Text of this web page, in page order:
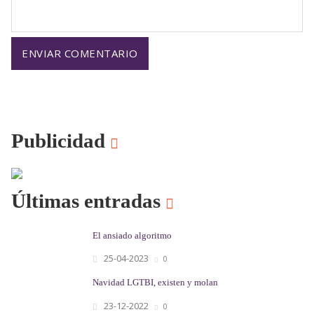
Publicidad
Últimas entradas
El ansiado algoritmo
25-04-2023 0
Navidad LGTBI, existen y molan
23-12-2022 0